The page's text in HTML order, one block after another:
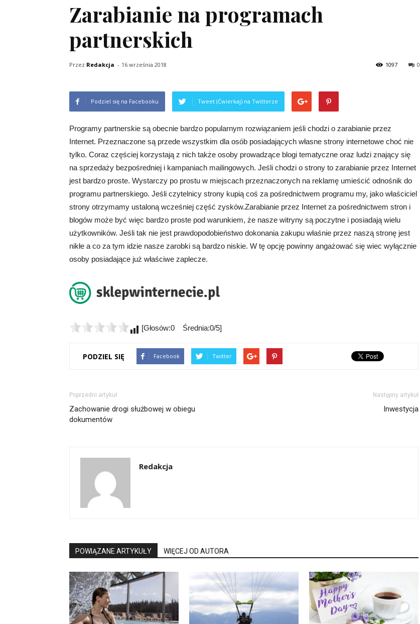
Zarabianie na programach
partnerskich
Przez Redakcja - 16 września 2018 0
1097
Podziel się na Facebooku Tweet (Ćwierkaj) na Twitterze
Programy partnerskie są obecnie bardzo popularnym rozwiązaniem jeśli chodzi o zarabianie przez
Internet. Przeznaczone są przede wszystkim dla osób posiadających własne strony internetowe choć nie
tylko. Coraz częściej korzystają z nich także osoby prowadzące blogi tematyczne oraz ludzi znający się
na sprzedaży bezpośredniej i kampaniach mailingowych. Jeśli chodzi o strony to zarabianie przez Internet
jest bardzo proste. Wystarczy po prostu w miejscach przeznaczonych na reklamę umieścić odnośnik do
programu partnerskiego. Jeśli czytelnicy strony kupią coś za pośrednictwem programu my, jako właściciel
strony otrzymamy ustaloną wcześniej część zysków.Zarabianie przez Internet za pośrednictwem stron i
blogów może być więc bardzo proste pod warunkiem, że nasze witryny są poczytne i posiadają wielu
użytkowników. Jeśli tak nie jest prawdopodobieństwo dokonania zakupu właśnie przez naszą stronę jest
nikłe a co za tym idzie nasze zarobki są bardzo niskie. W tę opcję powinny angażować się wiec wyłącznie
osoby posiadające już właściwe zaplecze.
[Głosów:0 Średnia:0/5]
PODZIEL SIĘ Facebook Twitter
Poprzedni artykuł
Zachowanie drogi służbowej w obiegu
dokumentów
Następny artykuł
Inwestycja
Redakcja
POWIĄZANE ARTYKUŁY WIĘCEJ OD AUTORA